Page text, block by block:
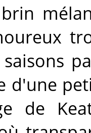
d'une
de